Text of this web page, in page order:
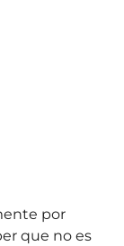
por
que no es